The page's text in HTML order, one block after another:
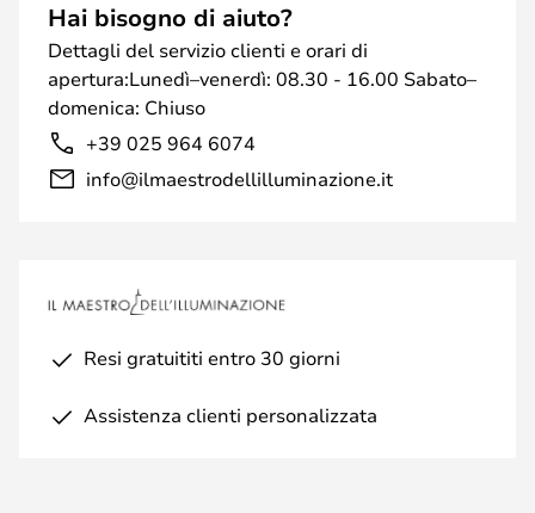
Hai bisogno di aiuto?
Dettagli del servizio clienti e orari di
apertura:Lunedì–venerdì: 08.30 - 16.00 Sabato–
domenica: Chiuso
+39 025 964 6074
info@ilmaestrodellilluminazione.it
Resi gratuititi entro 30 giorni
Assistenza clienti personalizzata